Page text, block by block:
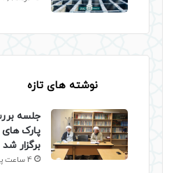
نوشته های تازه
جلسه
پارک
برگزار شد
4 ساعت پیش